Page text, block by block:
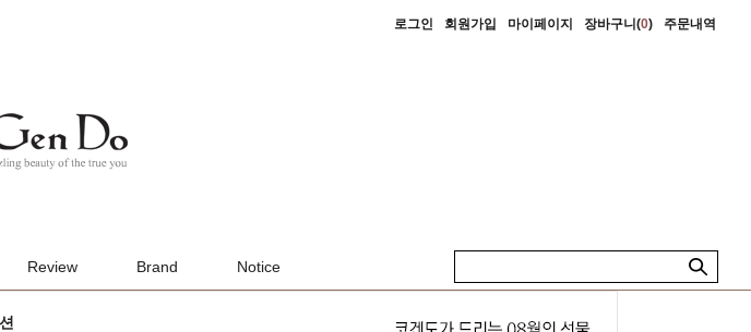
로그인 회원가입 마이페이지 장바구니(0) 주문내역
Review Brand Notice